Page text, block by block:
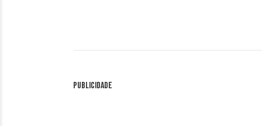
Publicidade